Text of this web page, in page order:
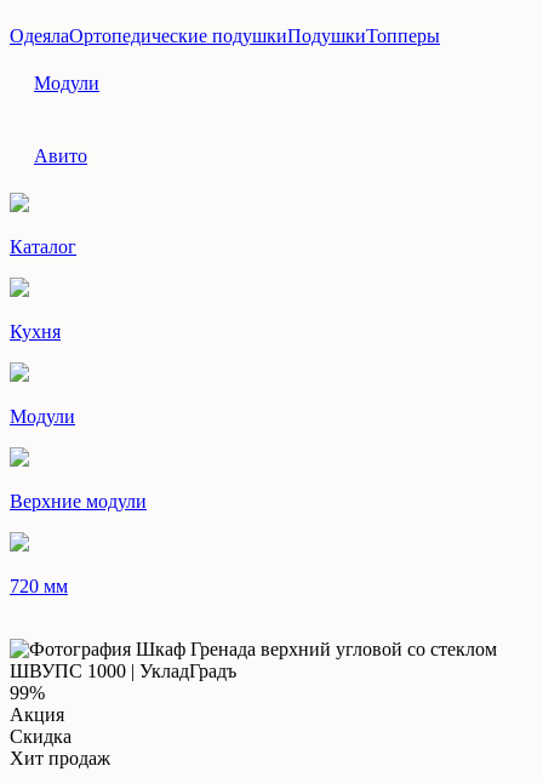
ОдеялаОртопедические подушкиПодушкиТопперы
Модули
Авито
Каталог
Кухня
Модули
Верхние модули
720 мм
99%
Акция
Скидка
Хит продаж